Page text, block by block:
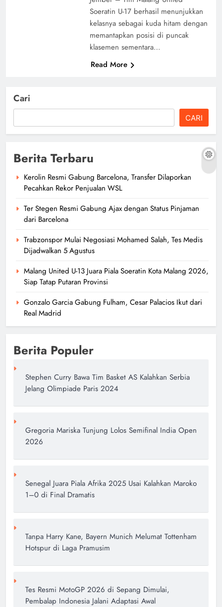
Soeratin U-17 berhasil menunjukkan
kelasnya sebagai kuda hitam dengan
memantapkan posisi di puncak
klasemen sementara…
Read More
Cari
CARI
Berita Terbaru
Kerolin Resmi Gabung Barcelona, Transfer Dilaporkan
Pecahkan Rekor Penjualan WSL
Ter Stegen Resmi Gabung Ajax dengan Status Pinjaman
dari Barcelona
Trabzonspor Mulai Negosiasi Mohamed Salah, Tes Medis
Dijadwalkan 5 Agustus
Malang United U-13 Juara Piala Soeratin Kota Malang 2026,
Siap Tatap Putaran Provinsi
Gonzalo Garcia Gabung Fulham, Cesar Palacios Ikut dari
Real Madrid
Berita Populer
Stephen Curry Bawa Tim Basket AS Kalahkan Serbia
Jelang Olimpiade Paris 2024
Gregoria Mariska Tunjung Lolos Semifinal India Open
2026
Senegal Juara Piala Afrika 2025 Usai Kalahkan Maroko
1–0 di Final Dramatis
Tanpa Harry Kane, Bayern Munich Melumat Tottenham
Hotspur di Laga Pramusim
Tes Resmi MotoGP 2026 di Sepang Dimulai,
Pembalap Indonesia Jalani Adaptasi Awal